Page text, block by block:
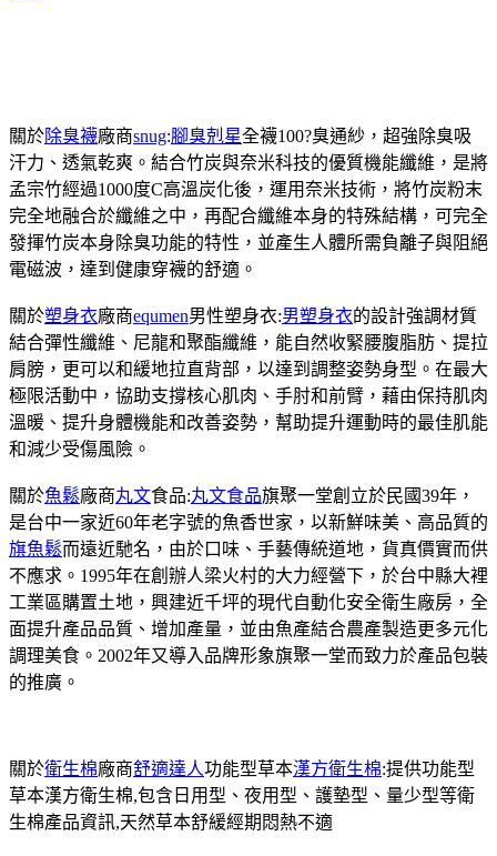
關於除臭襪廠商snug:腳臭剋星全襪100?臭通紗，超強除臭吸
汗力、透氣乾爽。結合竹炭與奈米科技的優質機能纖維，是將
孟宗竹經過1000度C高溫炭化後，運用奈米技術，將竹炭粉末
完全地融合於纖維之中，再配合纖維本身的特殊結構，可完全
發揮竹炭本身除臭功能的特性，並產生人體所需負離子與阻絕
電磁波，達到健康穿襪的舒適。
關於塑身衣廠商equmen男性塑身衣:男塑身衣的設計強調材質
結合彈性纖維、尼龍和聚酯纖維，能自然收緊腰腹脂肪、提拉
肩膀，更可以和緩地拉直背部，以達到調整姿勢身型。在最大
極限活動中，協助支撐核心肌肉、手肘和前臂，藉由保持肌肉
溫暖、提升身體機能和改善姿勢，幫助提升運動時的最佳肌能
和減少受傷風險。
關於魚鬆廠商丸文食品:丸文食品旗聚一堂創立於民國39年，
是台中一家近60年老字號的魚香世家，以新鮮味美、高品質的
旗魚鬆而遠近馳名，由於口味、手藝傳統道地，貨真價實而供
不應求。1995年在創辦人梁火村的大力經營下，於台中縣大裡
工業區購置土地，興建近千坪的現代自動化安全衛生廠房，全
面提升產品品質、增加產量，並由魚產結合農產製造更多元化
調理美食。2002年又導入品牌形象旗聚一堂而致力於產品包裝
的推廣。
關於衛生棉廠商舒適達人功能型草本漢方衛生棉:提供功能型
草本漢方衛生棉,包含日用型、夜用型、護墊型、量少型等衛
生棉產品資訊,天然草本舒緩經期悶熱不適